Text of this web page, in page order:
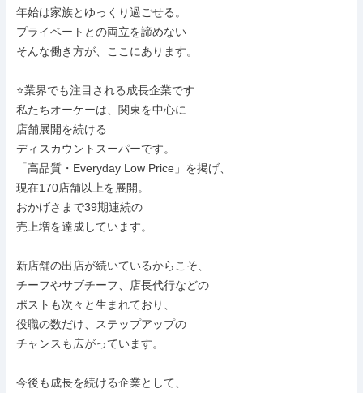
年始は家族とゆっくり過ごせる。
プライベートとの両立を諦めない
そんな働き方が、ここにあります。
⭐業界でも注目される成長企業です
私たちオーケーは、関東を中心に
店舗展開を続ける
ディスカウントスーパーです。
「高品質・Everyday Low Price」を掲げ、
現在170店舗以上を展開。
おかげさまで39期連続の
売上増を達成しています。
新店舗の出店が続いているからこそ、
チーフやサブチーフ、店長代行などの
ポストも次々と生まれており、
役職の数だけ、ステップアップの
チャンスも広がっています。
今後も成長を続ける企業として、